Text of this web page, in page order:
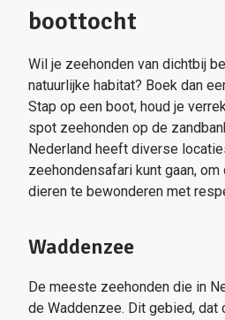
boottocht
Wil je zeehonden van dichtbij
natuurlijke habitat? Boek dan
Stap op een boot, houd je
spot zeehonden op de
Nederland heeft diverse
zeehondensafari kunt gaan,
dieren te bewonderen met
Waddenzee
De meeste zeehonden die in
de Waddenzee. Dit gebied, dat